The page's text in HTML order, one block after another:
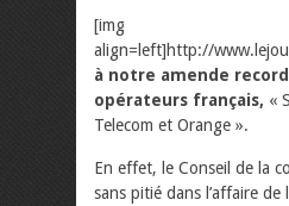
[img
align=left]http://
à notre amende
opérateurs français, «
Telecom et Orange ».
En effet, le Conseil de la
sans pitié dans l’affaire de